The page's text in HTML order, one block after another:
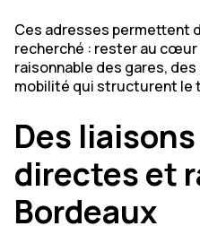
Ces adresses permettent
recherché : rester au cœur
raisonnable des gares,
mobilité qui structurent le
Des liaisons
directes et
Bordeaux